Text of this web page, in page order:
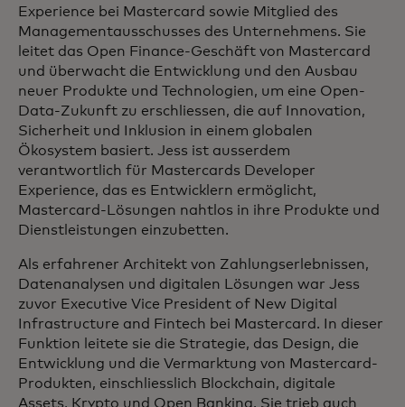
Experience bei Mastercard sowie Mitglied des
Managementausschusses des Unternehmens. Sie
leitet das Open Finance-Geschäft von Mastercard
und überwacht die Entwicklung und den Ausbau
neuer Produkte und Technologien, um eine Open-
Data-Zukunft zu erschliessen, die auf Innovation,
Sicherheit und Inklusion in einem globalen
Ökosystem basiert. Jess ist ausserdem
verantwortlich für Mastercards Developer
Experience, das es Entwicklern ermöglicht,
Mastercard-Lösungen nahtlos in ihre Produkte und
Dienstleistungen einzubetten.
Als erfahrener Architekt von Zahlungserlebnissen,
Datenanalysen und digitalen Lösungen war Jess
zuvor Executive Vice President of New Digital
Infrastructure and Fintech bei Mastercard. In dieser
Funktion leitete sie die Strategie, das Design, die
Entwicklung und die Vermarktung von Mastercard-
Produkten, einschliesslich Blockchain, digitale
Assets, Krypto und Open Banking. Sie trieb auch